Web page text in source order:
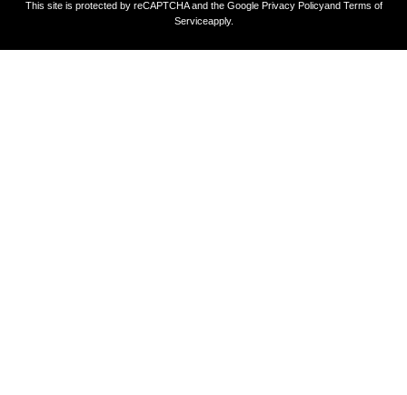
This site is protected by reCAPTCHA and the GooglePrivacy Policyand Terms of
Serviceapply.